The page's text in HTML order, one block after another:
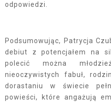
odpowiedzi.
Podsumowując, Patrycja
debiut z potencjałem na
polecić można
nieoczywistych fabuł,
dorastaniu w świecie
powieści, które angażują